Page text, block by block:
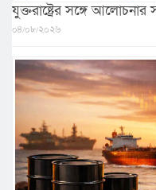
যুক্তরাষ্ট্রের সঙ্গে
০৪/০৮/২০২৬